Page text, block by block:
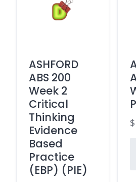
ASHFORD
ABS 200
Week 2
Critical
Thinking
Evidence
Based
Practice
(EBP) (PIE)
$